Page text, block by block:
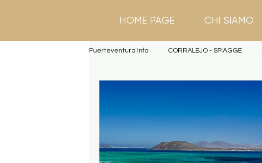
HOME PAGE CHI SIAMO
Fuerteventura Info CORRALEJO - SPIAGGE